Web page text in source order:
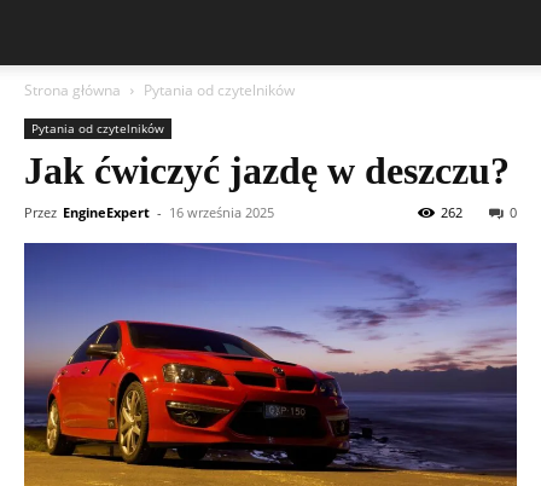
Strona główna Pytania od czytelników
Pytania od czytelników
Jak ćwiczyć jazdę w deszczu?
Przez EngineExpert - 16 września 2025 0
262